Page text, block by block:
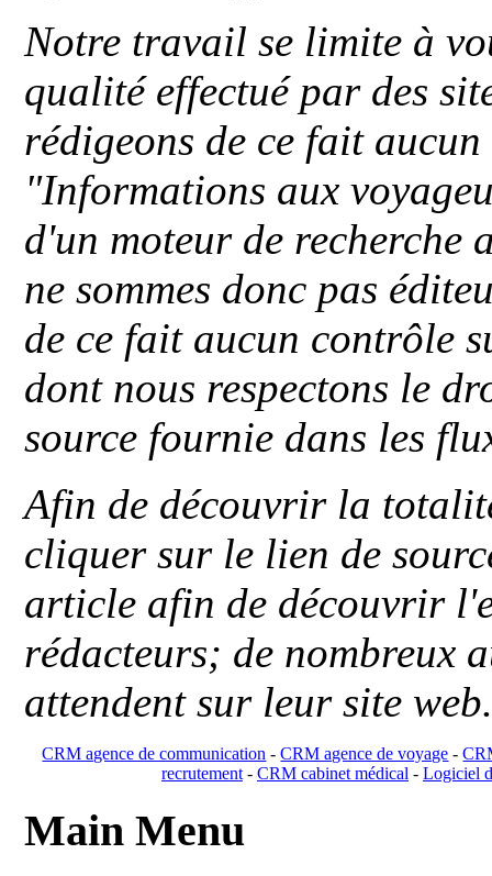
Notre travail se limite à
qualité effectué par des
rédigeons de ce fait
"Informations aux
d'un moteur de recherche
ne sommes donc pas
de ce fait aucun contrôle
dont nous respectons le
source fournie dans les
Afin de découvrir la
cliquer sur le lien de
article afin de découvrir
rédacteurs; de nombreux
attendent sur leur site
CRM agence de communication -CRM agence de voyage -
recrutement- CRM cabinet médical- Logiciel
Main Menu